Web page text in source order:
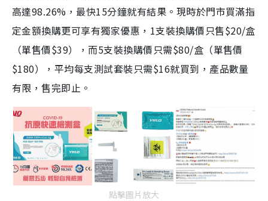
高達98.26%，最快15分鐘就有結果。現時於門市買滿指
定金額換購更可享有獨家優惠，1支裝換購價只售$20/盒
（單售價$39），而5支裝換購價只需$80/盒（單售價
$180），平均每支測試套裝只需$16就買到，產品數量
有限，售完即止。
點擊圖片放大